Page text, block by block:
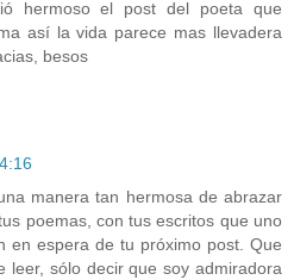
hermoso el post del poeta que
así la vida parece mas llevadera
besos
manera tan hermosa de abrazar
poemas, con tus escritos que uno
en espera de tu próximo post. Que
leer, sólo decir que soy admiradora